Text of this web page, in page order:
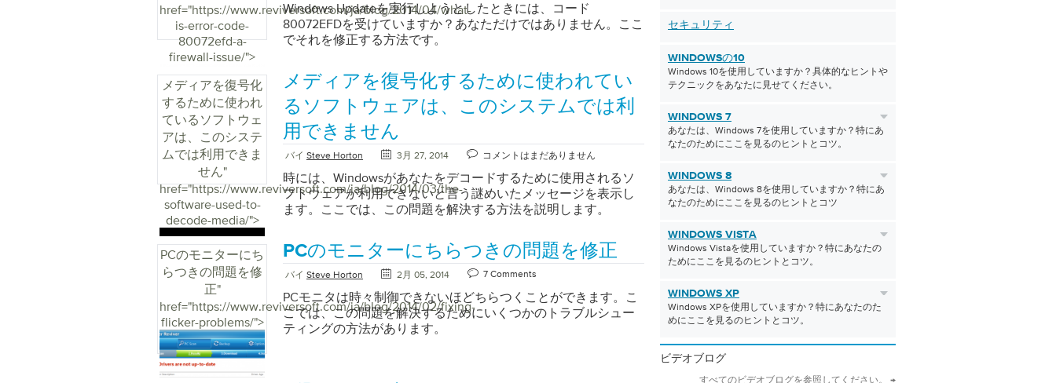
href="https://www.reviversoft.com/ja/blog/2014/04/what-
is-error-code-
80072efd-a-
firewall-issue/">
Windows Updateを実行しようとしたときには、コード
80072EFDを受けていますか？あなただけではありません。ここ
でそれを修正する方法です。
メディアを復号化
するために使われ
ているソフトウェ
アは、このシステ
ムでは利用できま
せん"
href="https://www.reviversoft.com/ja/blog/2014/03/the-
software-used-to-
decode-media/">
メディアを復号化するために使われてい
るソフトウェアは、このシステムでは利
用できません
バイ Steve Horton 3月 27, 2014 コメントはまだありません
時には、Windowsがあなたをデコードするために使用されるソ
フトウェアが利用できないと言う謎めいたメッセージを表示し
ます。ここでは、この問題を解決する方法を説明します。
PCのモニターにち
らつきの問題を修
正"
href="https://www.reviversoft.com/ja/blog/2014/02/fixing-
flicker-problems/">
PCのモニターにちらつきの問題を修正
バイ Steve Horton 2月 05, 2014 7 Comments
PCモニタは時々制御できないほどちらつくことができます。こ
こでは、この問題を解決するためにいくつかのトラブルシュー
ティングの方法があります。
セキュリティ
WINDOWSの10
Windows 10を使用していますか？具体的なヒントや
テクニックをあなたに見せてください。
WINDOWS 7
あなたは、Windows 7を使用していますか？特にあ
なたのためにここを見るのヒントとコツ。
WINDOWS 8
あなたは、Windows 8を使用していますか？特にあ
なたのためにここを見るのヒントとコツ
WINDOWS VISTA
Windows Vistaを使用していますか？特にあなたの
ためにここを見るのヒントとコツ。
WINDOWS XP
Windows XPを使用していますか？特にあなたのた
めにここを見るのヒントとコツ。
ビデオブログ
すべてのビデオブログを参照してください。 →